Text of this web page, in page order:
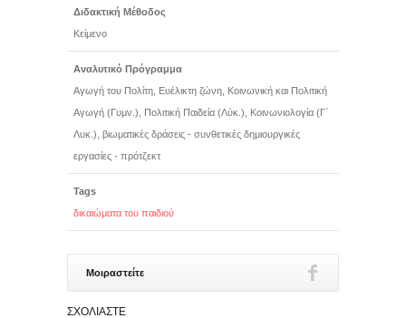
Διδακτική Μέθοδος
Κείμενο
Αναλυτικό Πρόγραμμα
Αγωγή του Πολίτη, Ευέλικτη ζώνη, Κοινωνική και Πολιτική
Αγωγή (Γυμν.), Πολιτική Παιδεία (Λύκ.), Κοινωνιολογία (Γ΄
Λυκ.), βιωματικές δράσεις - συνθετικές δημιουργικές
εργασίες - πρότζεκτ
Tags
δικαιώματα του παιδιού
Μοιραστείτε
ΣΧΟΛΙΆΣΤΕ